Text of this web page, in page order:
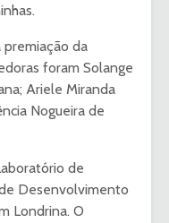
da
foram Solange
Ariele Miranda
Nogueira de
de
Desenvolvimento
Londrina. O